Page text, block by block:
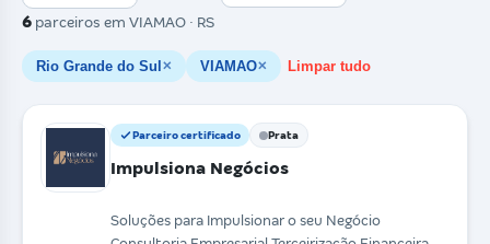
6 parceiros em VIAMAO · RS
Rio Grande do Sul ✕ VIAMAO✕ Limpar tudo
Parceiro certificado Prata
Impulsiona Negócios
Soluções para Impulsionar o seu Negócio